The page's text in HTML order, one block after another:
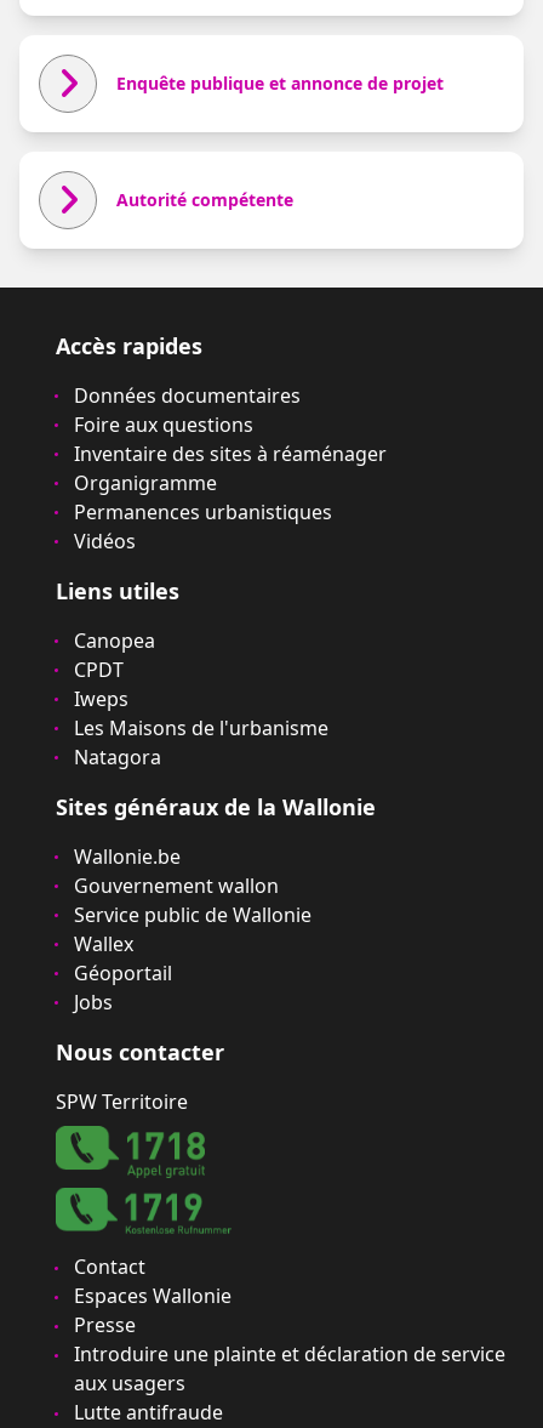
Enquête publique et annonce de projet
Autorité compétente
Accès rapides
Données documentaires
Foire aux questions
Inventaire des sites à réaménager
Organigramme
Permanences urbanistiques
Vidéos
Liens utiles
Canopea
CPDT
Iweps
Les Maisons de l'urbanisme
Natagora
Sites généraux de la Wallonie
Wallonie.be
Gouvernement wallon
Service public de Wallonie
Wallex
Géoportail
Jobs
Nous contacter
SPW Territoire
Contact
Espaces Wallonie
Presse
Introduire une plainte et déclaration de service
aux usagers
Lutte antifraude